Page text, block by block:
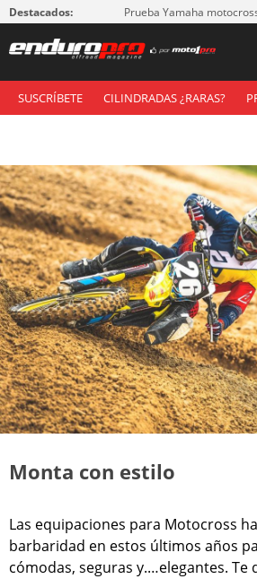
Destacados: Prueba Yamaha
SUSCRÍBETE CILINDRADAS ¿RARAS?
Monta con estilo
Las equipaciones para Motocross
barbaridad en estos últimos años
cómodas, seguras y.…elegantes. Te